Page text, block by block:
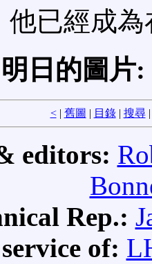
他已經成
明日的圖片:
<| 舊圖 | 目錄| 搜尋
editors:
Rep.:
of: